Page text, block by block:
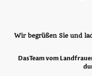
Wir begrüßen Sie und
DasTeam vom